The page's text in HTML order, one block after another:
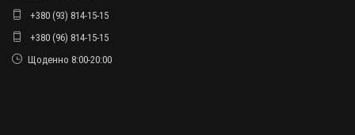
+380 (93) 814-15-15
+380 (96) 814-15-15
Щоденно 8:00-20:00